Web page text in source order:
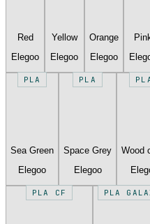
Red
Elegoo
Yellow
Elegoo
Orange
Elegoo
PLA
Sea Green
Elegoo
PLA
Space Grey
Elegoo
Wood
PLA CF PLA